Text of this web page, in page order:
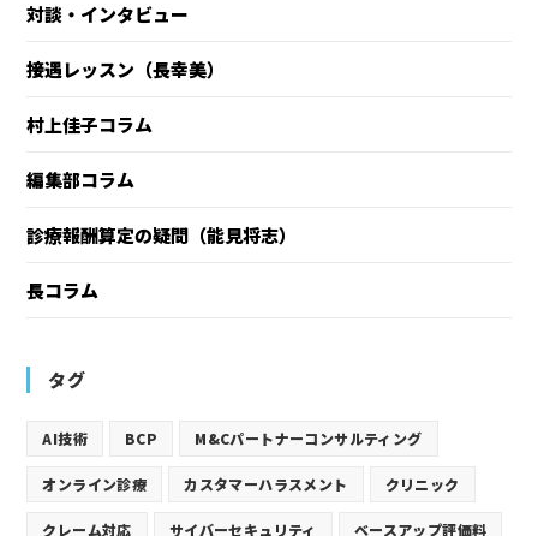
対談・インタビュー
接遇レッスン（長幸美）
村上佳子コラム
編集部コラム
診療報酬算定の疑問（能見将志）
長コラム
タグ
AI技術 BCP M&Cパートナーコンサルティング
オンライン診療 カスタマーハラスメント クリニック
クレーム対応 サイバーセキュリティ ベースアップ評価料